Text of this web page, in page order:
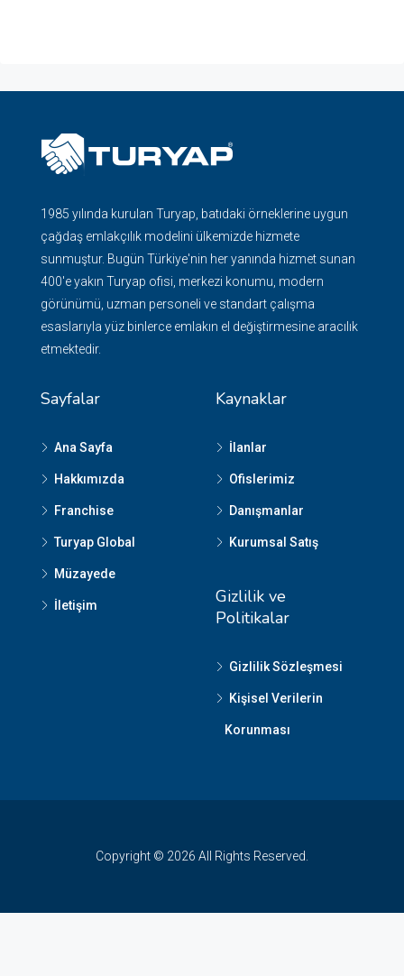
1985 yılında kurulan Turyap, batıdaki örneklerine uygun
çağdaş emlakçılık modelini ülkemizde hizmete
sunmuştur. Bugün Türkiye'nin her yanında hizmet sunan
400'e yakın Turyap ofisi, merkezi konumu, modern
görünümü, uzman personeli ve standart çalışma
esaslarıyla yüz binlerce emlakın el değiştirmesine aracılık
etmektedir.
Sayfalar
Ana Sayfa
Hakkımızda
Franchise
Turyap Global
Müzayede
İletişim
Kaynaklar
İlanlar
Ofislerimiz
Danışmanlar
Kurumsal Satış
Gizlilik ve
Politikalar
Gizlilik Sözleşmesi
Kişisel Verilerin
Korunması
Copyright © 2026 All Rights Reserved.